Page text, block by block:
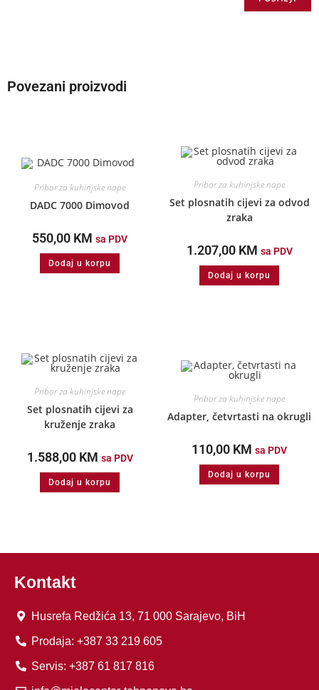
Povezani proizvodi
Pribor za kuhinjske nape
DADC 7000 Dimovod
550,00 KM sa PDV
Dodaj u korpu
Pribor za kuhinjske nape
Set plosnatih cijevi za odvod
zraka
1.207,00 KM sa PDV
Dodaj u korpu
Pribor za kuhinjske nape
Set plosnatih cijevi za
kruženje zraka
1.588,00 KM sa PDV
Dodaj u korpu
Pribor za kuhinjske nape
Adapter, četvrtasti na okrugli
110,00 KM sa PDV
Dodaj u korpu
Kontakt
Husrefa Redžića 13, 71 000 Sarajevo, BiH
Prodaja: +387 33 219 605
Servis: +387 61 817 816